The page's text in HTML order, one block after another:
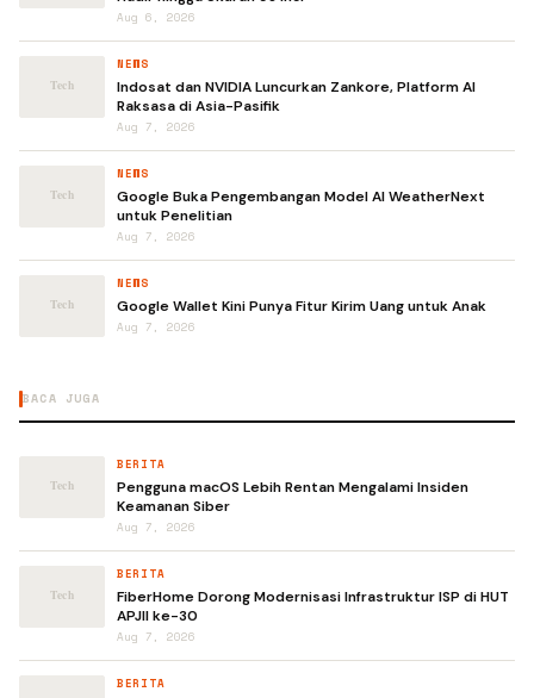
Aug 6, 2026
NEWS
Indosat dan NVIDIA Luncurkan Zankore, Platform AI
Raksasa di Asia-Pasifik
Aug 7, 2026
NEWS
Google Buka Pengembangan Model AI WeatherNext
untuk Penelitian
Aug 7, 2026
NEWS
Google Wallet Kini Punya Fitur Kirim Uang untuk Anak
Aug 7, 2026
BACA JUGA
BERITA
Pengguna macOS Lebih Rentan Mengalami Insiden
Keamanan Siber
Aug 7, 2026
BERITA
FiberHome Dorong Modernisasi Infrastruktur ISP di HUT
APJII ke-30
Aug 7, 2026
BERITA